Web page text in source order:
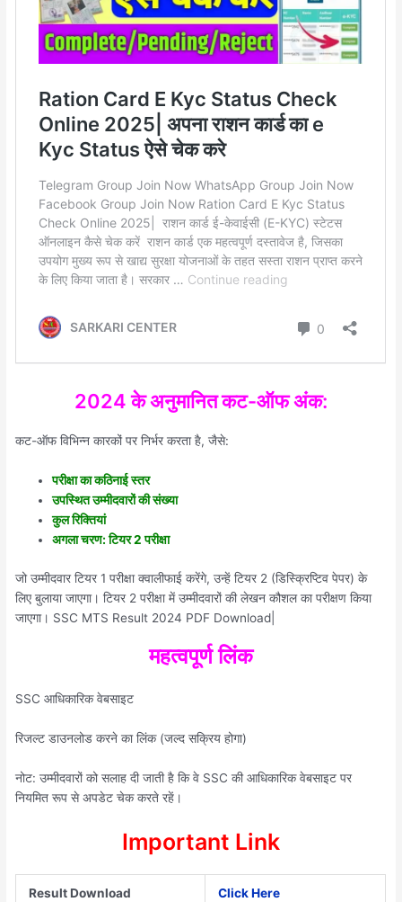
2024 के अनुमानित कट-ऑफ अंक:
कट-ऑफ विभिन्न कारकों पर निर्भर करता है, जैसे:
परीक्षा का कठिनाई स्तर
उपस्थित उम्मीदवारों की संख्या
कुल रिक्तियां
अगला चरण: टियर 2 परीक्षा
जो उम्मीदवार टियर 1 परीक्षा क्वालीफाई करेंगे, उन्हें टियर 2 (डिस्क्रिप्टिव पेपर) के
लिए बुलाया जाएगा। टियर 2 परीक्षा में उम्मीदवारों की लेखन कौशल का परीक्षण किया
जाएगा। SSC MTS Result 2024 PDF Download|
महत्वपूर्ण लिंक
SSC आधिकारिक वेबसाइट
रिजल्ट डाउनलोड करने का लिंक (जल्द सक्रिय होगा)
नोट: उम्मीदवारों को सलाह दी जाती है कि वे SSC की आधिकारिक वेबसाइट पर
नियमित रूप से अपडेट चेक करते रहें।
Important Link
Result Download Click Here